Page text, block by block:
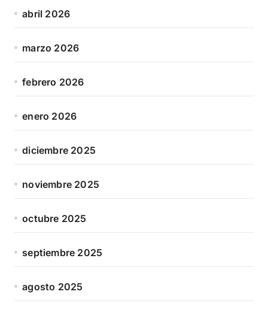
abril 2026
marzo 2026
febrero 2026
enero 2026
diciembre 2025
noviembre 2025
octubre 2025
septiembre 2025
agosto 2025